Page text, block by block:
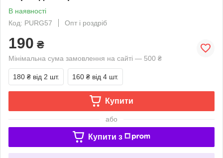
В наявності
Код: PURG57
Опт і роздріб
190 ₴
Мінімальна сума замовлення на сайті — 500 ₴
180 ₴ від 2 шт. 160 ₴ від 4 шт.
Купити
або
Купити з